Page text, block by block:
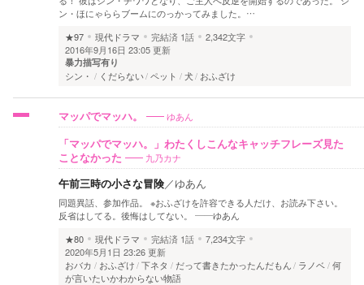
ン・ほにゃららブームにのっかってみました。…
★97
現代ドラマ 完結済 1話
2,342文字
2016年9月16日 23:05 更新
暴力描写有り
シン・ くだらない ペット 犬 おふざけ
マッパでマッハ。 ゆあん
「マッパでマッハ。」わたくしこんなキャッチフレーズ見た
ことなかった
九乃カナ
午前三時の小さな冒険／ゆあん
同題異話、参加作品。 ※おふざけを許容できる人だけ、お読み下さい。
反省はしてる。後悔はしてない。 ――ゆあん
★80
現代ドラマ 完結済 1話
7,234文字
2020年5月1日 23:26 更新
おバカ
おふざけ 下ネタ だって書きたかったんだもん ラノベ 何
が言いたいかわからない物語